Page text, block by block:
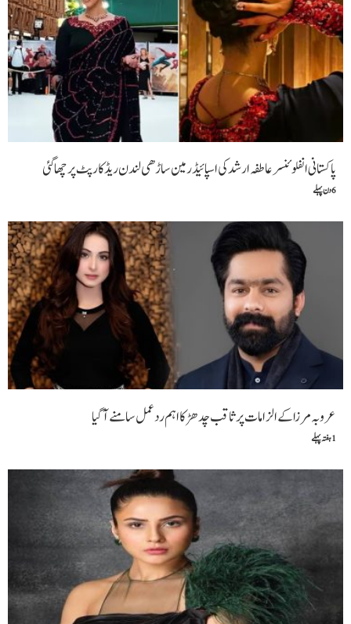
پاکستانی انفلوئنسر عاطفہ ارشد کی اسپائیڈر مین ساڑھی لندن ریڈ کارپٹ پر چھا گئی
6 دن پہلے
عروبہ مرزا کے الزامات پر ثاقب چدھڑ کا اہم ردعمل سامنے آگیا
1 ہفتہ پہلے